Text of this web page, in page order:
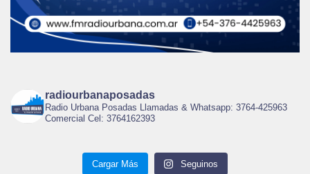
radiourbanaposadas
Radio Urbana Posadas Llamadas & Whatsapp: 3764-425963
Comercial Cel: 3764162393
Cargar Más Seguinos